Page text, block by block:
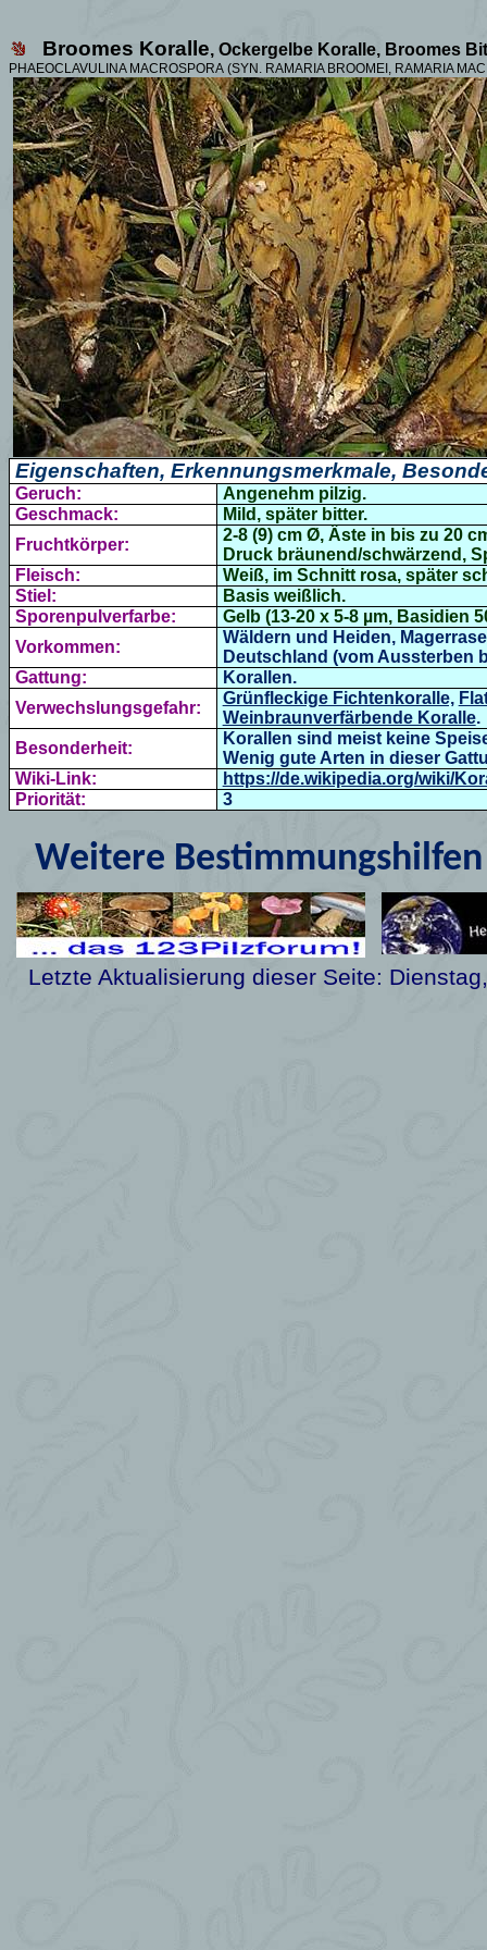
Broomes Koralle, Ockergelbe Koralle, Broomes
PHAEOCLAVULINA MACROSPORA (SYN. RAMARIA BROOMEI, RAMARIA
Eigenschaften, Erkennungsmerkmale,
Geruch:
Angenehm pilzig.
Geschmack:
Mild, später bitter.
Fruchtkörper:
2-8 (9) cm Ø, Äste in bis zu 20
Druck bräunend/schwärzend,
Fleisch:
Weiß, im Schnitt rosa, später
Stiel:
Basis weißlich.
Sporenpulverfarbe:
Gelb (13-20 x 5-8 µm, Basidien
Vorkommen:
Wäldern und Heiden,
Deutschland (vom Aussterben
Gattung:
Korallen.
Verwechslungsgefahr:
Grünfleckige Fichtenkoralle,
Weinbraunverfärbende Koralle.
Besonderheit:
Korallen sind meist keine
Wenig gute Arten in dieser
Wiki-Link:
https://de.wikipedia.org/wiki/
Priorität:
3
Weitere
Letzte Aktualisierung dieser Seite: